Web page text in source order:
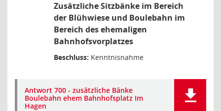
Zusätzliche Sitzbänke im Bereich
der Blühwiese und Boulebahn im
Bereich des ehemaligen
Bahnhofsvorplatzes
Beschluss: Kenntnisnahme
Antwort 700 - zusätzliche Bänke
Boulebahn ehem Bahnhofsplatz Im
Hagen